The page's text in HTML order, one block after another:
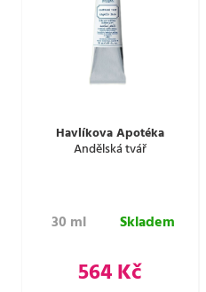
Havlíkova Apotéka
Andělská tvář
30 ml Skladem
564 Kč